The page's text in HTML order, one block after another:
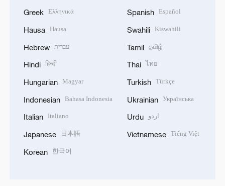
Greek Ελληνικά
Hausa Hausa
Hebrew עברית
Hindi हिन्दी
Hungarian Magyar
Indonesian Bahasa Indonesia
Italian Italiano
Japanese 日本語
Korean 한국어
Spanish Español
Swahili Kiswahili
Tamil தமிழ்
Thai ไทย
Turkish Türkçe
Ukrainian Українська
Urdu اردو
Vietnamese Tiếng Việt